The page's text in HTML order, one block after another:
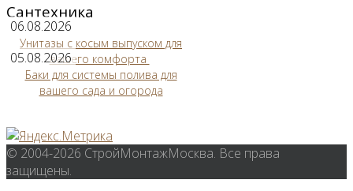
Сантехника
06.08.2026
Унитазы с косым выпуском для
вашего комфорта
05.08.2026
Баки для системы полива для
вашего сада и огорода
© 2004-2026 СтройМонтажМосква. Все права
защищены.